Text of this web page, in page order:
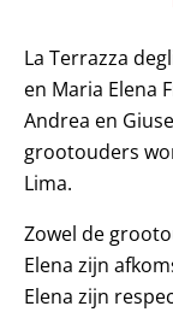
La Terrazza
en Maria Elena
Andrea en
grootouders
Lima.
Zowel de
Elena zijn
Elena zijn